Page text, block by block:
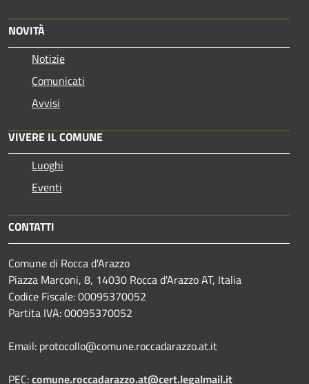
NOVITÀ
Notizie
Comunicati
Avvisi
VIVERE IL COMUNE
Luoghi
Eventi
CONTATTI
Comune di Rocca d'Arazzo
Piazza Marconi, 8, 14030 Rocca d'Arazzo AT, Italia
Codice Fiscale: 00095370052
Partita IVA: 00095370052
Email: protocollo@comune.roccadarazzo.at.it
PEC:comune.roccadarazzo.at@cert.legalmail.it